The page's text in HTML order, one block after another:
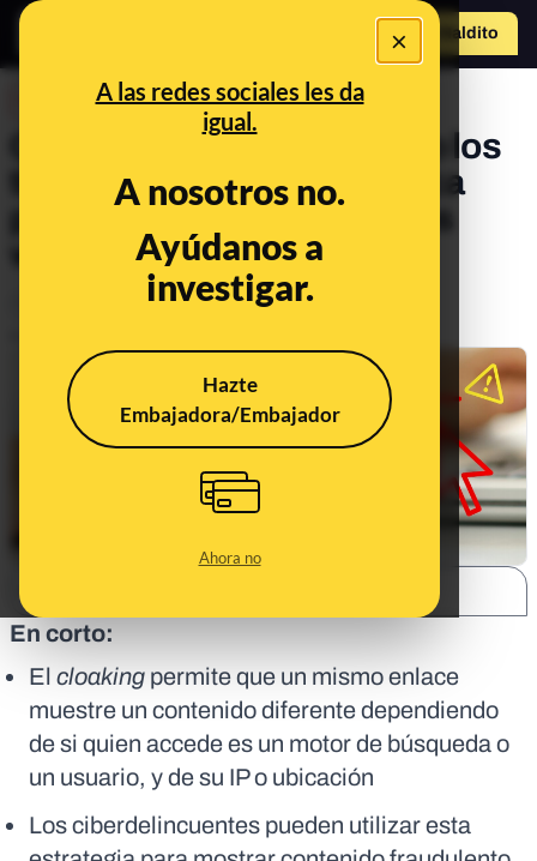
×
A las redes sociales les da
igual.
A nosotros no.
Ayúdanos a
investigar.
Hazte
Embajadora/Embajador
Ahora no
Hazte Maldito
Qué es el ‘cloaking’ y cómo los
timadores usan esta técnica
para ocultar la URL de sitios
web fraudulentos
En corto:
El cloaking permite que un mismo enlace
muestre un contenido diferente dependiendo
de si quien accede es un motor de búsqueda o
un usuario, y de su IP o ubicación
Los ciberdelincuentes pueden utilizar esta